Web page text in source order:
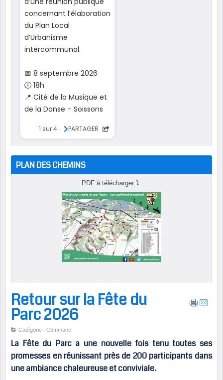
PLAN DES CHEMINS
PDF à télécharger ⤵
Retour sur la Fête du
Parc 2026
Catégorie : Commune
La Fête du Parc a une nouvelle fois tenu toutes ses
promesses en réunissant près de 200 participants dans
une ambiance chaleureuse et conviviale.